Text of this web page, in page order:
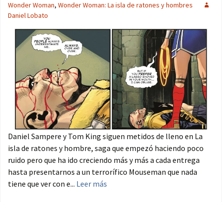
Wonder Woman, Wonder Woman: La isla de ratones y hombres
Daniel Lobato
Daniel Sampere y Tom King siguen metidos de lleno en La
isla de ratones y hombre, saga que empezó haciendo poco
ruido pero que ha ido creciendo más y más a cada entrega
hasta presentarnos a un terrorífico Mouseman que nada
tiene que ver con e... Leer más